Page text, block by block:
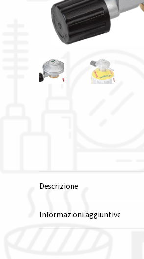
Descrizione
Informazioni aggiuntive